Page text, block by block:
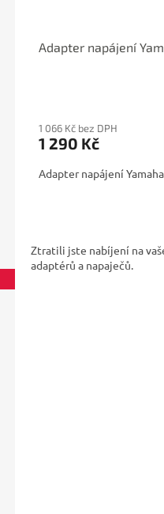
Adapter napájení
1 066 Kč bez DPH
1 290 Kč
Adapter napájení
Ztratili jste nabíjení na
adaptérů a napaječů.